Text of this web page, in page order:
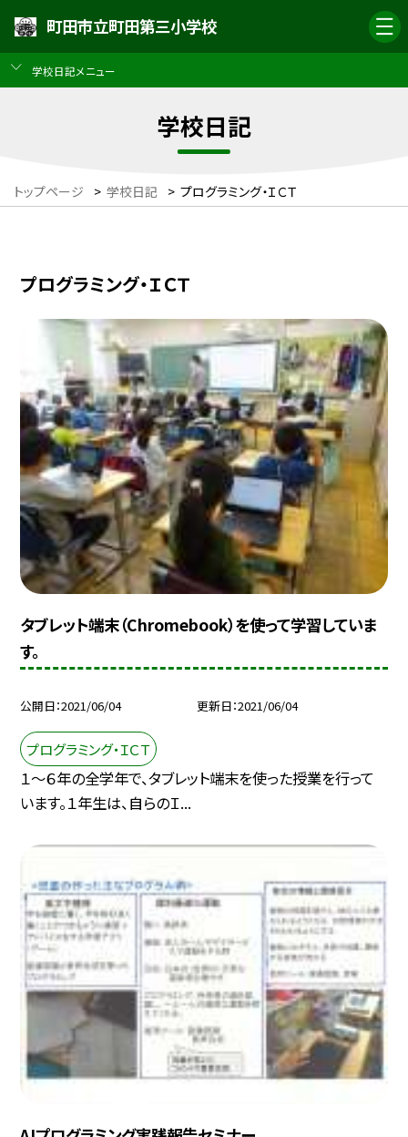
町田市立町田第三小学校
学校日記メニュー
学校日記
トップページ > 学校日記 > プログラミング・ＩＣＴ
プログラミング・ＩＣＴ
タブレット端末（Chromebook）を使って学習していま
す。
公開日 2021/06/04 更新日 2021/06/04
プログラミング・ＩＣＴ
１〜６年の全学年で、タブレット端末を使った授業を行って
います。１年生は、自らのＩ...